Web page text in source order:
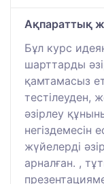
Ақпараттық
Бұл курс
шарттарды
қамтамасыз
тестілеуден,
әзірлеу
негіздемесін
жүйелерді
арналған. ,